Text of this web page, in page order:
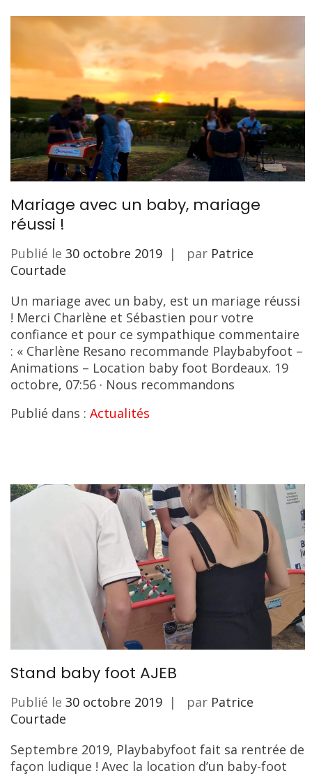
Mariage avec un baby, mariage
réussi !
Publié le 30 octobre 2019 par Patrice
Courtade
Un mariage avec un baby, est un mariage réussi
! Merci Charlène et Sébastien pour votre
confiance et pour ce sympathique commentaire
: « Charlène Resano recommande Playbabyfoot –
Animations – Location baby foot Bordeaux. 19
octobre, 07:56 · Nous recommandons
Publié dans : Actualités
Stand baby foot AJEB
Publié le 30 octobre 2019 par Patrice
Courtade
Septembre 2019, Playbabyfoot fait sa rentrée de
façon ludique ! Avec la location d’un baby-foot